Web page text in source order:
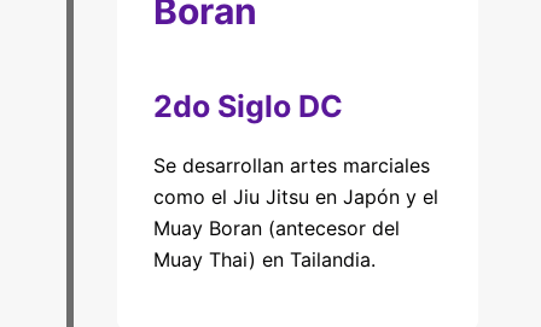
Boran
2do Siglo DC
Se desarrollan artes marciales
como el Jiu Jitsu en Japón y el
Muay Boran (antecesor del
Muay Thai) en Tailandia.